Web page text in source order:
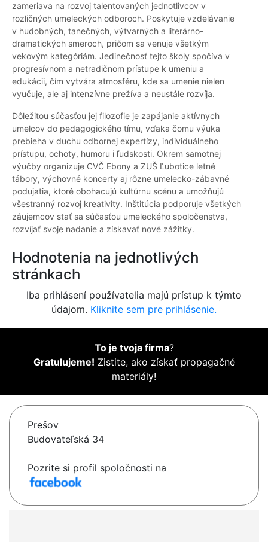
zameriava na rozvoj talentovaných jednotlivcov v
rozličných umeleckých odboroch. Poskytuje vzdelávanie
v hudobných, tanečných, výtvarných a literárno-
dramatických smeroch, pričom sa venuje všetkým
vekovým kategóriám. Jedinečnosť tejto školy spočíva v
progresívnom a netradičnom prístupe k umeniu a
edukácii, čím vytvára atmosféru, kde sa umenie nielen
vyučuje, ale aj intenzívne prežíva a neustále rozvíja.
Dôležitou súčasťou jej filozofie je zapájanie aktívnych
umelcov do pedagogického tímu, vďaka čomu výuka
prebieha v duchu odbornej expertízy, individuálneho
prístupu, ochoty, humoru i ľudskosti. Okrem samotnej
výučby organizuje CVČ Ebony a ZUŠ Ľubotice letné
tábory, výchovné koncerty aj rôzne umelecko-zábavné
podujatia, ktoré obohacujú kultúrnu scénu a umožňujú
všestranný rozvoj kreativity. Inštitúcia podporuje všetkých
záujemcov stať sa súčasťou umeleckého spoločenstva,
rozvíjať svoje nadanie a získavať nové zážitky.
Hodnotenia na jednotlivých
stránkach
Iba prihlásení používatelia majú prístup k týmto
údajom. Kliknite sem pre prihlásenie.
To je tvoja firma?
Gratulujeme! Zistite, ako získať propagačné
materiály!
Prešov
Budovateľská 34
Pozrite si profil spoločnosti na